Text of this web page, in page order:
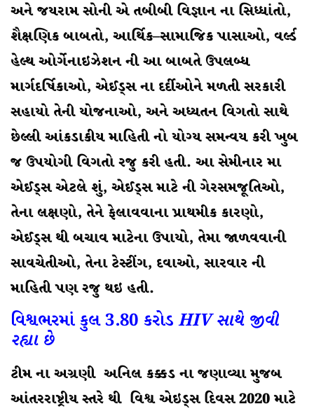
અને જયરામ સોની એ તબીબી વિજ્ઞાન ના સિધ્ધાંતો,
શૈક્ષણિક બાબતો, આર્થિક–સામાજિક પાસાઓ, વર્લ્ડ
હેલ્થ ઓર્ગેનાઇઝેશન ની આ બાબતે ઉપલબ્ધ
માર્ગદર્ષિકાઓ, એઈડ્સ ના દર્દીઓને મળતી સરકારી
સહાયો તેની યોજનાઓ, અને અધ્યતન વિગતો સાથે
છેલ્લી આંકડાકીય માહિતી નો યોગ્ય સમન્વય કરી ખુબ
જ ઉપયોગી વિગતો રજુ કરી હતી. આ સેમીનાર મા
એઈડ્સ એટલે શું, એઈડ્સ માટે ની ગેરસમજૂતિઓ,
તેના લક્ષણો, તેને ફેલાવવાના પ્રાથમીક કારણો,
એઈડ્સ થી બચાવ માટેના ઉપાયો, તેમા જાળવવાની
સાવચેતીઓ, તેના ટેસ્ટીંગ, દવાઓ, સારવાર ની
માહિતી પણ રજુ થઇ હતી.
વિશ્વભરમાં કુલ 3.80 કરોડ HIV સાથે જીવી
રહ્યા છે
ટીમ ના અગ્રણી અનિલ કક્કડ ના જણાવ્યા મુજબ
આંતરરાષ્ટ્રીય સ્તરે થી વિશ્વ એઇડ્સ દિવસ 2020 માટે